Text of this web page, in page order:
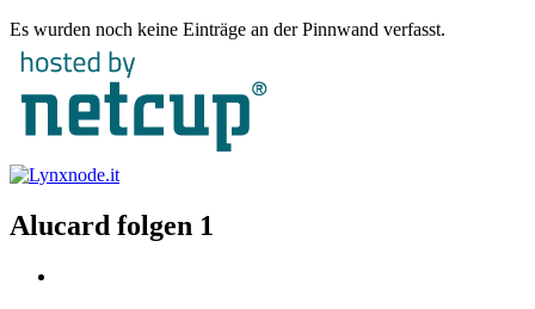
Es wurden noch keine Einträge an der Pinnwand verfasst.
Alucard folgen 1